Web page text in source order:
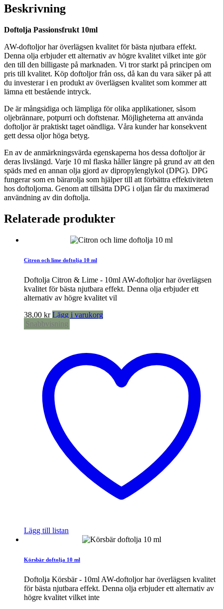
Beskrivning
Doftolja Passionsfrukt 10ml
AW-doftoljor har överlägsen kvalitet för bästa njutbara effekt.
Denna olja erbjuder ett alternativ av högre kvalitet vilket inte gör
den till den billigaste på marknaden. Vi tror starkt på principen om
pris till kvalitet. Köp doftoljor från oss, då kan du vara säker på att
du investerar i en produkt av överlägsen kvalitet som kommer att
lämna ett bestående intryck.
De är mångsidiga och lämpliga för olika applikationer, såsom
oljebrännare, potpurri och doftstenar. Möjligheterna att använda
doftoljor är praktiskt taget oändliga. Våra kunder har konsekvent
gett dessa oljor höga betyg.
En av de anmärkningsvärda egenskaperna hos dessa doftoljor är
deras livslängd. Varje 10 ml flaska håller längre på grund av att den
späds med en annan olja gjord av dipropylenglykol (DPG). DPG
fungerar som en bärarolja som hjälper till att förbättra effektiviteten
hos doftoljorna. Genom att tillsätta DPG i oljan får du maximerad
användning av din doftolja.
Relaterade produkter
Citron och lime doftolja 10 ml
Doftolja Citron & Lime - 10ml AW-doftoljor har överlägsen
kvalitet för bästa njutbara effekt. Denna olja erbjuder ett
alternativ av högre kvalitet vil
38,00 kr Lägg i varukorg
Snabbvisning
Lägg till listan
Körsbär doftolja 10 ml
Doftolja Körsbär - 10ml AW-doftoljor har överlägsen kvalitet
för bästa njutbara effekt. Denna olja erbjuder ett alternativ av
högre kvalitet vilket inte